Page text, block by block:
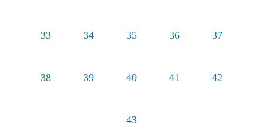
33 34 35 36 37
38 39 40 41 42
43